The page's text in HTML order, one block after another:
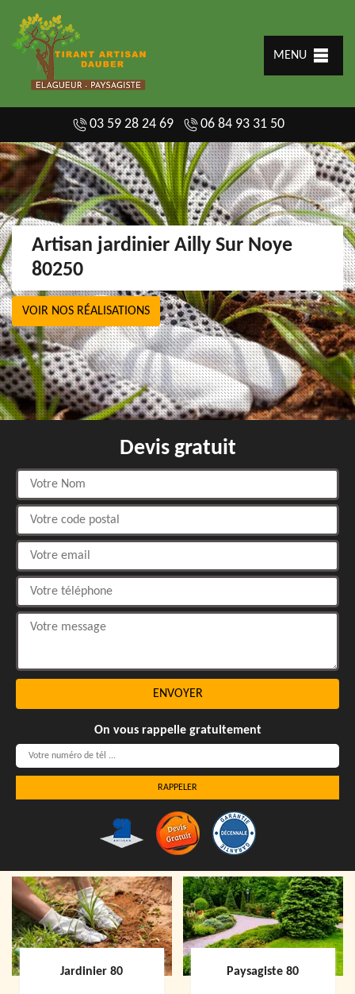
MENU
03 59 28 24 69 06 84 93 31 50
Artisan jardinier Ailly Sur Noye
80250
VOIR NOS RÉALISATIONS
Devis gratuit
On vous rappelle gratuitement
Jardinier 80 Paysagiste 80